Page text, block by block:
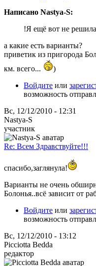
Написано Nastya-S:
!Я ещё вот не
а какие есть варианты?
приветик из пригорода
км. всего...
)
Войдите или
возможность
Вс, 12/12/2010 - 12:31
Nastya-S
участник
Re: Всем Здравствуйте!!!
спасибо,заглянула!
Варианты не очень
Болонья..всё зависит от
Войдите или
возможность
Вс, 12/12/2010 - 13:12
Picciotta Bedda
редактор